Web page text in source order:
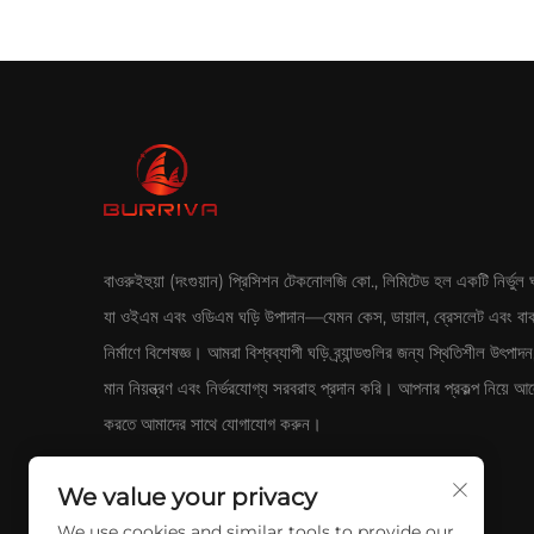
বাওরুইহুয়া (দংগুয়ান) প্রিসিশন টেকনোলজি কো., লিমিটেড হল একটি নির্ভুল
যা ওইএম এবং ওডিএম ঘড়ি উপাদান—যেমন কেস, ডায়াল, ব্রেসলেট এবং
নির্মাণে বিশেষজ্ঞ। আমরা বিশ্বব্যাপী ঘড়ি ব্র্যান্ডগুলির জন্য স্থিতিশীল
মান নিয়ন্ত্রণ এবং নির্ভরযোগ্য সরবরাহ প্রদান করি। আপনার প্রকল্প নিয়ে
করতে আমাদের সাথে যোগাযোগ করুন।
We value your privacy